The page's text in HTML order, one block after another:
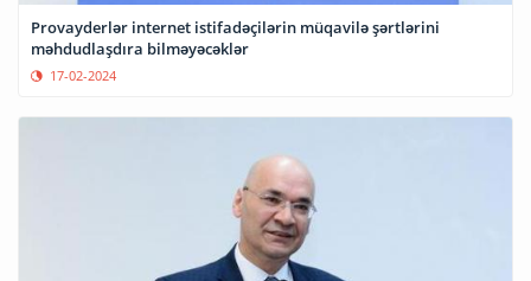
Provayderlər internet istifadəçilərin müqavilə şərtlərini
məhdudlaşdıra bilməyəcəklər
17-02-2024